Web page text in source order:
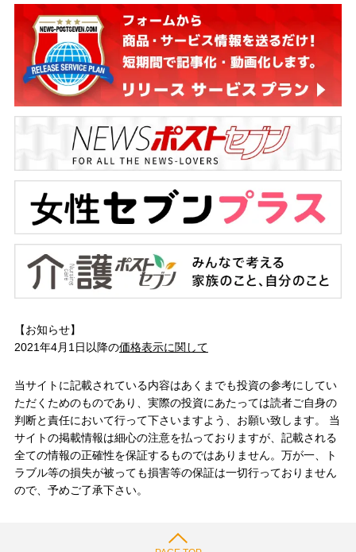
【お知らせ】
2021年4月1日以降の価格表示に関して
当サイトに記載されている内容はあくまでも投資の参考にしてい
ただくためのものであり、実際の投資にあたっては読者ご自身の
判断と責任において行って下さいますよう、お願い致します。 当
サイトの掲載情報は細心の注意を払っておりますが、記載される
全ての情報の正確性を保証するものではありません。万が一、ト
ラブル等の損失が被っても損害等の保証は一切行っておりません
ので、予めご了承下さい。